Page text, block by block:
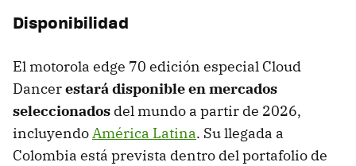
Disponibilidad
El motorola edge 70 edición especial Cloud
Dancerestará disponible en mercados
seleccionados del mundo a partir de 2026,
incluyendoAmérica Latina. Su llegada a
Colombia está prevista dentro del portafolio de